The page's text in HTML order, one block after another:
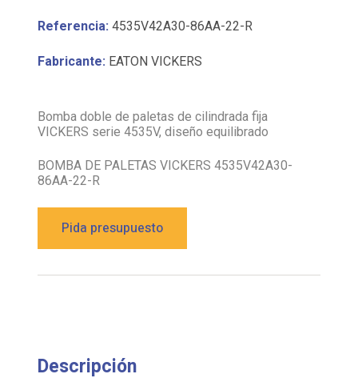
Referencia: 4535V42A30-86AA-22-R
Fabricante: EATON VICKERS
Bomba doble de paletas de cilindrada fija
VICKERS serie 4535V, diseño equilibrado
BOMBA DE PALETAS VICKERS 4535V42A30-
86AA-22-R
Pida presupuesto
Descripción